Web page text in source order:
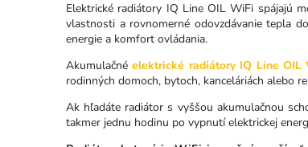
Elektrické radiátory IQ Line OIL WiFi spájajú
vlastnosti a rovnomerné odovzdávanie tepla
energie a komfort ovládania.
Akumulačnéelektrické radiátory IQ Line OIL
rodinných domoch, bytoch, kanceláriách alebo
Ak hľadáte radiátor s vyššou akumulačnou
takmer jednu hodinu po vypnutí elektrickej